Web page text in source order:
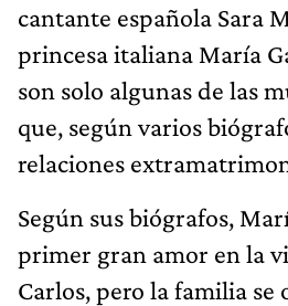
cantante española Sara
princesa italiana María
son solo algunas de las
que, según varios
relaciones
Según sus biógrafos,
primer gran amor en la
Carlos, pero la familia se